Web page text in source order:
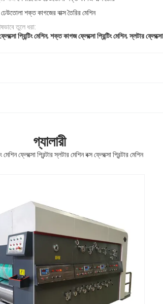
ঢেউতোলা শক্ত কাগজের বাক্স তৈরির মেশিন
তুলে ধরা:
প্রিন্টিং মেশিন, শক্ত কাগজ ফ্লেক্সো প্রিন্টিং মেশিন,স্লটার ফ্লেক্সো
গ্যালারী
মেশিন ফ্লেক্সো প্রিন্টার স্লটার মেশিন বক্স ফ্লেক্সো প্রিন্টার মেশিন